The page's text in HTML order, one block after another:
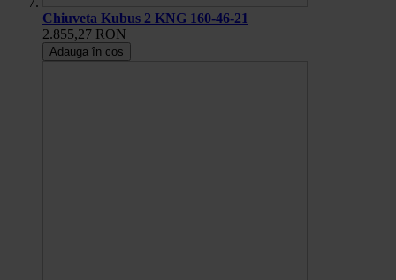
Chiuveta Kubus 2 KNG 160-46-21
2.855,27 RON
Adauga în cos